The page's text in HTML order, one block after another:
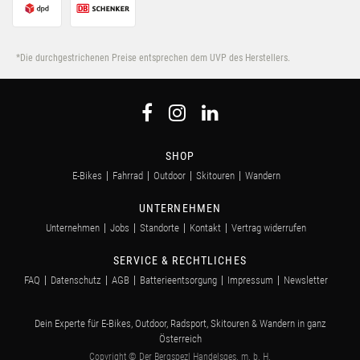
*Die durchgestrichenen Preise entsprechen dem UVP des Herstellers.
SHOP
E-Bikes Fahrrad Outdoor Skitouren Wandern
UNTERNEHMEN
Unternehmen Jobs Standorte Kontakt Vertrag widerrufen
SERVICE & RECHTLICHES
FAQ Datenschutz AGB Batterieentsorgung Impressum Newsletter
Dein Experte für E-Bikes, Outdoor, Radsport, Skitouren & Wandern in ganz
Österreich
Copyright © Der Bergspezl Handelsges. m. b. H.